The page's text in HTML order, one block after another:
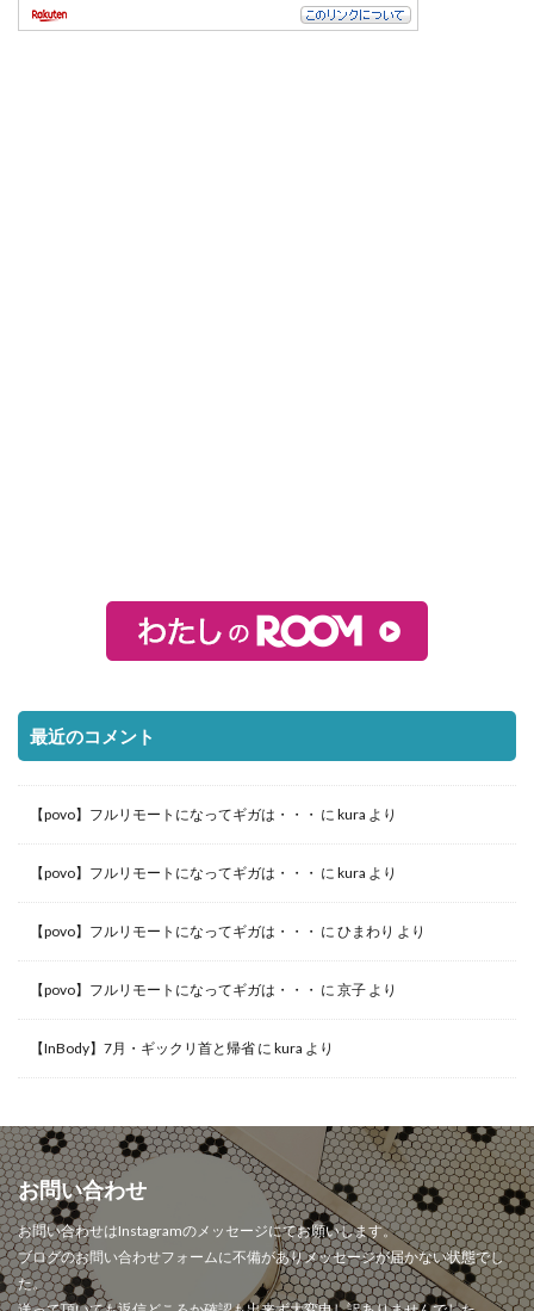
最近のコメント
【povo】フルリモートになってギガは・・・ に kura より
【povo】フルリモートになってギガは・・・ に kura より
【povo】フルリモートになってギガは・・・ に ひまわり より
【povo】フルリモートになってギガは・・・ に 京子 より
【InBody】7月・ギックリ首と帰省 に kura より
お問い合わせ
お問い合わせはInstagramのメッセージにてお願いします。
ブログのお問い合わせフォームに不備がありメッセージが届かない状態でし
た。